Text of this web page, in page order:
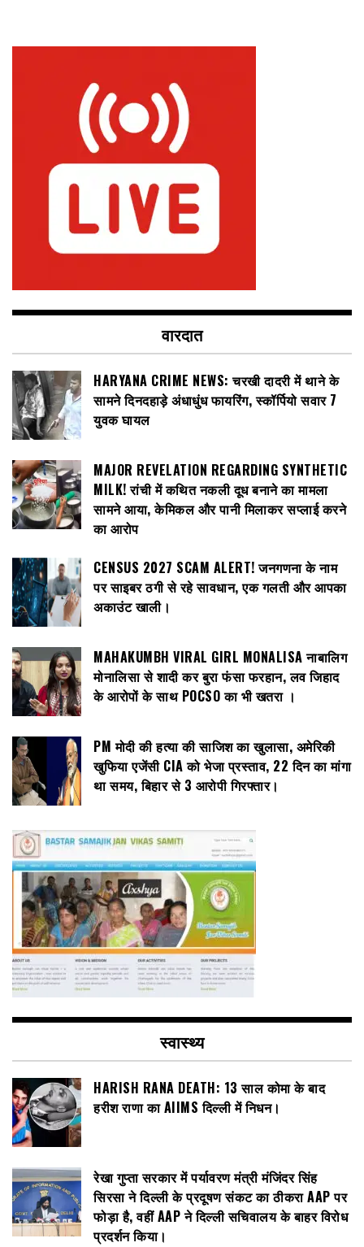
वारदात
HARYANA CRIME NEWS: चरखी दादरी में थाने के
सामने दिनदहाड़े अंधाधुंध फायरिंग, स्कॉर्पियो सवार 7
युवक घायल
MAJOR REVELATION REGARDING SYNTHETIC
MILK! रांची में कथित नकली दूध बनाने का मामला
सामने आया, केमिकल और पानी मिलाकर सप्लाई करने
का आरोप
CENSUS 2027 SCAM ALERT! जनगणना के नाम
पर साइबर ठगी से रहे सावधान, एक गलती और आपका
अकाउंट खाली।
MAHAKUMBH VIRAL GIRL MONALISA नाबालिग
मोनालिसा से शादी कर बुरा फंसा फरहान, लव जिहाद
के आरोपों के साथ POCSO का भी खतरा ।
PM मोदी की हत्या की साजिश का खुलासा, अमेरिकी
खुफिया एजेंसी CIA को भेजा प्रस्ताव, 22 दिन का मांगा
था समय, बिहार से 3 आरोपी गिरफ्तार।
स्वास्थ्य
HARISH RANA DEATH: 13 साल कोमा के बाद
हरीश राणा का AIIMS दिल्ली में निधन।
रेखा गुप्ता सरकार में पर्यावरण मंत्री मंजिंदर सिंह
सिरसा ने दिल्ली के प्रदूषण संकट का ठीकरा AAP पर
फोड़ा है, वहीं AAP ने दिल्ली सचिवालय के बाहर विरोध
प्रदर्शन किया।